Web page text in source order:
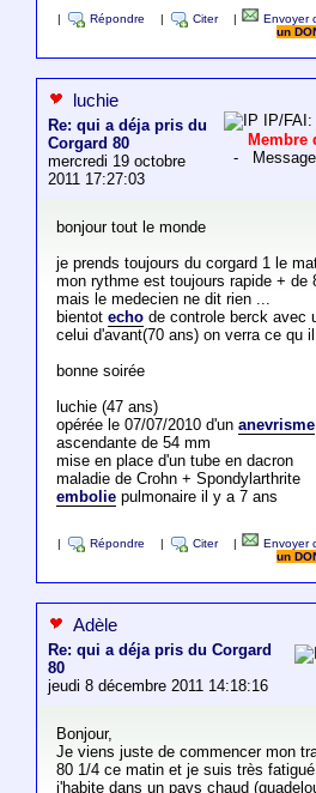
Répondre Citer Envoyer
un
luchie
Re: qui a déja pris du
Corgard 80
mercredi 19 octobre
2011 17:27:03
IP/
Membre
-
bonjour tout le monde
je prends toujours du corgard 1 le
mon rythme est toujours rapide + de
mais le medecien ne dit rien ...
bientot echode controle berck avec
celui d'avant(70 ans) on verra ce qu
bonne soirée
luchie (47 ans)
opérée le 07/07/2010 d'un anevrisme
ascendante de 54 mm
mise en place d'un tube en dacron
maladie de Crohn + Spondylarthrite
emboliepulmonaire il y a 7 ans
Répondre Citer Envoyer
un
Adèle
Re: qui a déja pris du Corgard
80
jeudi 8 décembre 2011 14:18:16
Bonjour,
Je viens juste de commencer mon
80 1/4 ce matin et je suis très
j'habite dans un pays chaud